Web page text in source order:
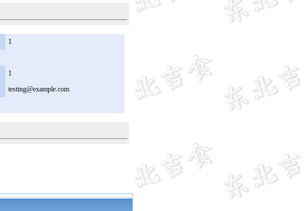
1
1
testing@example.com